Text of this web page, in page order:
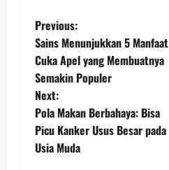
P
o
s
t
n
Previous:
Sains Menunjukkan 5 Manfaat
Cuka Apel yang Membuatnya
Semakin Populer
Next:
Pola Makan Berbahaya: Bisa
Picu Kanker Usus Besar pada
Usia Muda